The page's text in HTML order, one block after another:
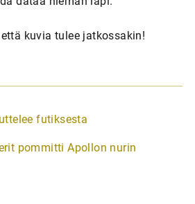
kuvia tulee jatkossakin!
futiksesta
pommitti Apollon nurin